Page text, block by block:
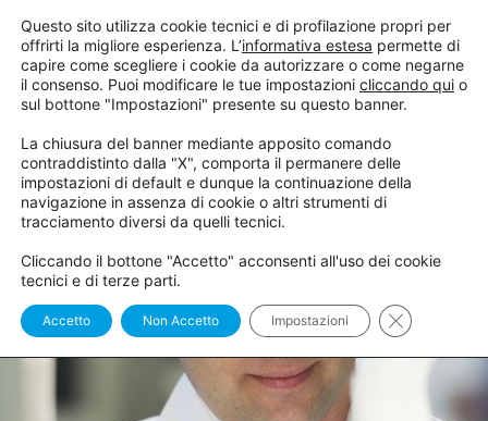
Questo sito utilizza cookie tecnici e di profilazione propri per
offrirti la migliore esperienza. L’informativa estesa permette di
capire come scegliere i cookie da autorizzare o come negarne
il consenso. Puoi modificare le tue impostazioni cliccando qui o
sul bottone "Impostazioni" presente su questo banner.
La chiusura del banner mediante apposito comando
contraddistinto dalla "X", comporta il permanere delle
impostazioni di default e dunque la continuazione della
navigazione in assenza di cookie o altri strumenti di
tracciamento diversi da quelli tecnici.
Cliccando il bottone "Accetto" acconsenti all'uso dei cookie
tecnici e di terze parti.
Accetto Non Accetto Impostazioni Close GDPR